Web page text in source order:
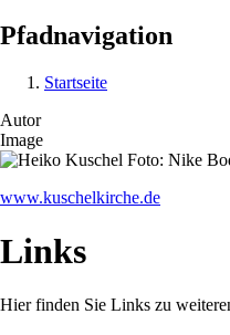
Pfadnavigation
Startseite
Autor
Image
www.kuschelkirche.de
Links
Hier finden Sie Links zu